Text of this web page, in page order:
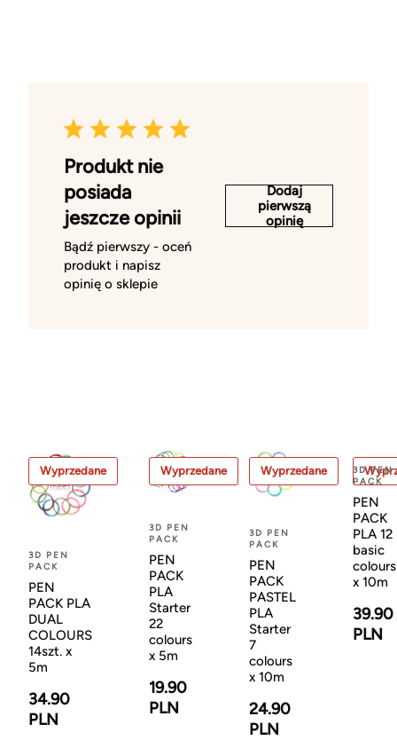
Produkt nie
posiada
jeszcze opinii
Bądź pierwszy - oceń
produkt i napisz
opinię o sklepie
Dodaj
pierwszą
opinię
Wyprzedane
3D PEN
PACK
PEN
PACK PLA
DUAL
COLOURS
14szt. x
5m
34.90
PLN
Wyprzedane
3D PEN
PACK
PEN
PACK
PLA
Starter
22
colours
x 5m
19.90
PLN
Wyprzedane
3D PEN
PACK
PEN
PACK
PASTEL
PLA
Starter
7
colours
x 10m
24.90
PLN
3D PEN
PACK
PEN
PACK
PLA 12
basic
colours
x 10m
39.90
PLN